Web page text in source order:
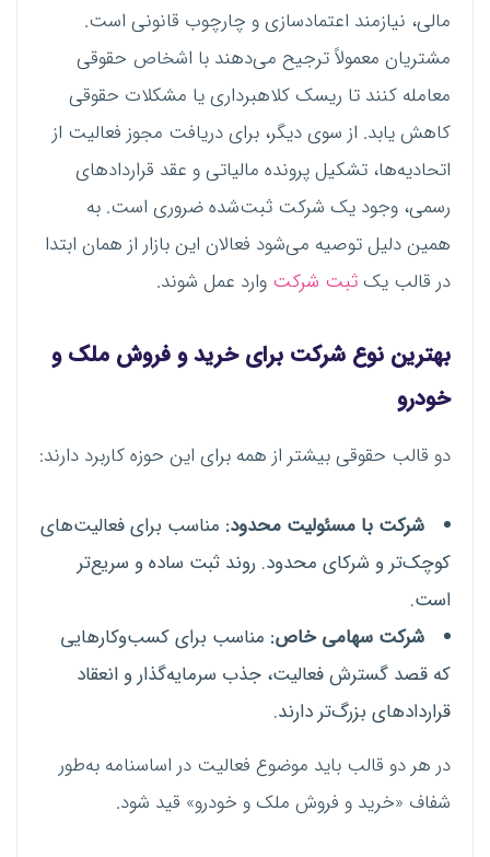
مالی، نیازمند اعتمادسازی و چارچوب قانونی است.
مشتریان معمولاً ترجیح می‌دهند با اشخاص حقوقی
معامله کنند تا ریسک کلاهبرداری یا مشکلات حقوقی
کاهش یابد. از سوی دیگر، برای دریافت مجوز فعالیت از
اتحادیه‌ها، تشکیل پرونده مالیاتی و عقد قراردادهای
رسمی، وجود یک شرکت ثبت‌شده ضروری است. به
همین دلیل توصیه می‌شود فعالان این بازار از همان ابتدا
در قالب یکثبت شرکت وارد عمل شوند.
بهترین نوع شرکت برای خرید و فروش ملک و
خودرو
دو قالب حقوقی بیشتر از همه برای این حوزه کاربرد دارند:
شرکت با مسئولیت محدود: مناسب برای فعالیت‌های
کوچک‌تر و شرکای محدود. روند ثبت ساده و سریع‌تر
است.
شرکت سهامی خاص: مناسب برای کسب‌وکارهایی
که قصد گسترش فعالیت، جذب سرمایه‌گذار و انعقاد
قراردادهای بزرگ‌تر دارند.
در هر دو قالب باید موضوع فعالیت در اساسنامه به‌طور
شفاف «خرید و فروش ملک و خودرو» قید شود.